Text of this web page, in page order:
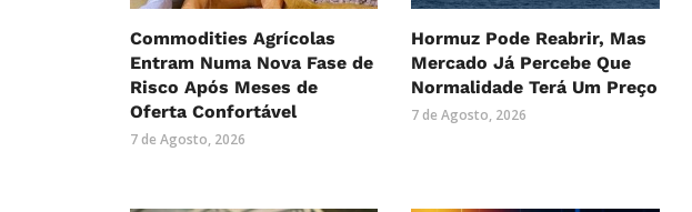
Commodities Agrícolas
Entram Numa Nova Fase de
Risco Após Meses de
Oferta Confortável
7 de Agosto, 2026
Hormuz Pode Reabrir, Mas
Mercado Já Percebe Que
Normalidade Terá Um Preço
7 de Agosto, 2026